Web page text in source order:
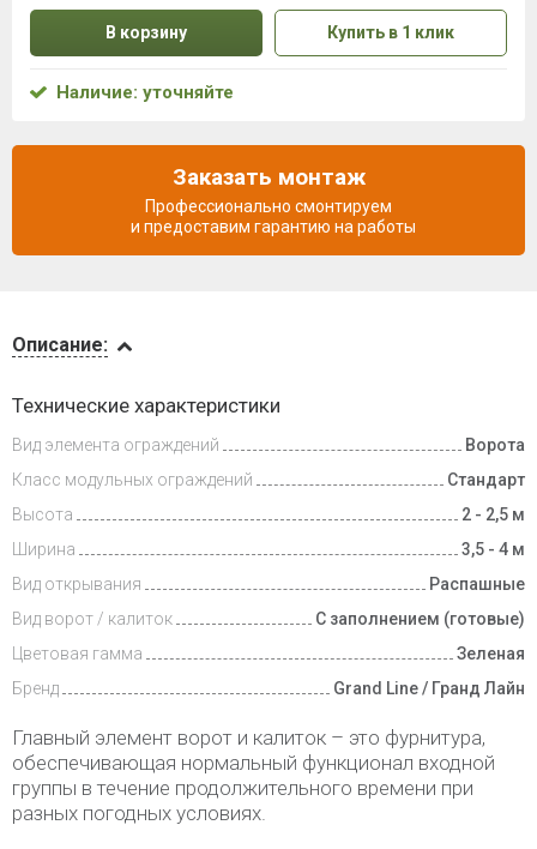
и оплата
Описание:
Технические характеристики
Вид элемента ограждений
Ворота
Класс модульных ограждений
Стандарт
Высота
2 - 2,5 м
Ширина
3,5 - 4 м
Вид открывания
Распашные
Вид ворот / калиток
С заполнением (готовые)
Цветовая гамма
Зеленая
Бренд
Grand Line / Гранд Лайн
Главный элемент ворот и калиток – это фурнитура,
обеспечивающая нормальный функционал входной
группы в течение продолжительного времени при
разных погодных условиях.
В корзину Купить в 1 клик
Наличие: уточняйте
Заказать монтаж
Профессионально смонтируем
и предоставим гарантию на работы